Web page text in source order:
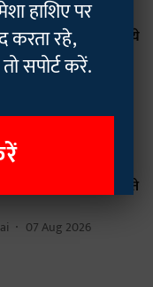
आरक्षण का आधार
नहीं | सुप्रीम कोर्ट में दी ये
07 Aug 2026
में ‘क्रीमी लेयर’ और
के खिलाफ IRS
के 10 तर्क: आंकड़े क्या बताते
07 Aug 2026
हाशिए पर
रहे,
सपोर्ट करें.